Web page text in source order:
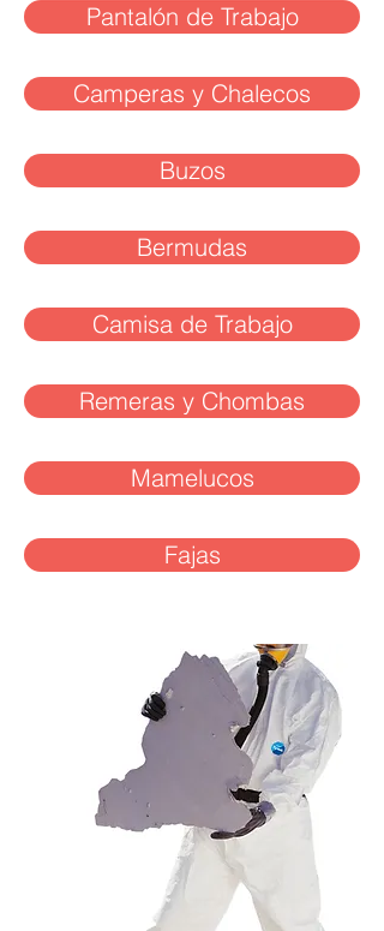
Pantalón de Trabajo
Camperas y Chalecos
Buzos
Bermudas
Camisa de Trabajo
Remeras y Chombas
Mamelucos
Fajas